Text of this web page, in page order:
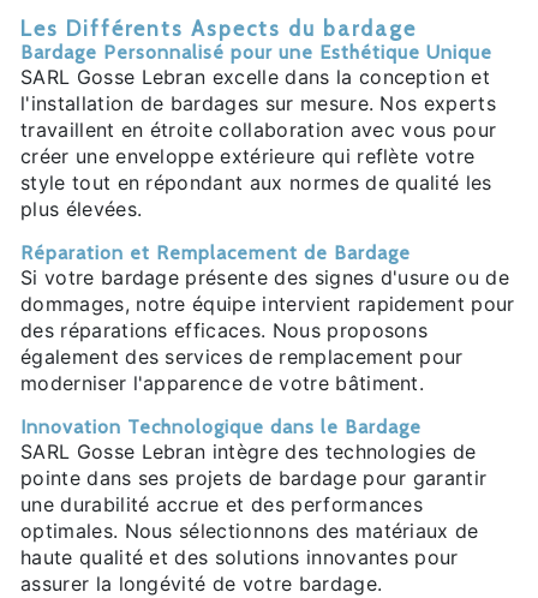
Les Différents Aspects du bardage
Bardage Personnalisé pour une Esthétique Unique
SARL Gosse Lebran excelle dans la conception et
l'installation de bardages sur mesure. Nos experts
travaillent en étroite collaboration avec vous pour
créer une enveloppe extérieure qui reflète votre
style tout en répondant aux normes de qualité les
plus élevées.
Réparation et Remplacement de Bardage
Si votre bardage présente des signes d'usure ou de
dommages, notre équipe intervient rapidement pour
des réparations efficaces. Nous proposons
également des services de remplacement pour
moderniser l'apparence de votre bâtiment.
Innovation Technologique dans le Bardage
SARL Gosse Lebran intègre des technologies de
pointe dans ses projets de bardage pour garantir
une durabilité accrue et des performances
optimales. Nous sélectionnons des matériaux de
haute qualité et des solutions innovantes pour
assurer la longévité de votre bardage.